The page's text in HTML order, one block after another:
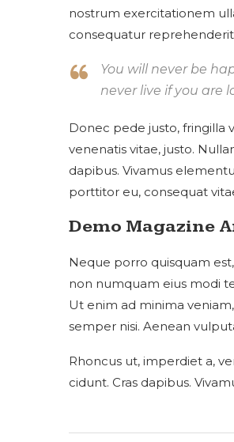
nostrum exercitationem
consequatur
You will never be
never live if you are
Donec pede justo, fringilla
venenatis vitae, justo.
dapibus. Vivamus
porttitor eu, consequat
Demo Magazine
Neque porro quisquam
non numquam eius modi
Ut enim ad minima
semper nisi. Aenean
Rhoncus ut, imperdiet a,
cidunt. Cras dapibus.